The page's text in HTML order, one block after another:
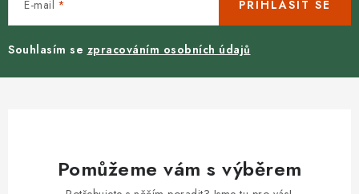
E-mail
Souhlasím se zpracováním osobních údajů
PŘIHLÁSIT SE
Pomůžeme vám s výběrem